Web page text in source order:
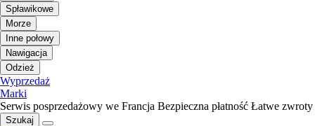
Spławikowe
Morze
Inne połowy
Nawigacja
Odzież
Wyprzedaż
Marki
Serwis posprzedażowy we Francja Bezpieczna płatność Łatwe zwroty
Szukaj